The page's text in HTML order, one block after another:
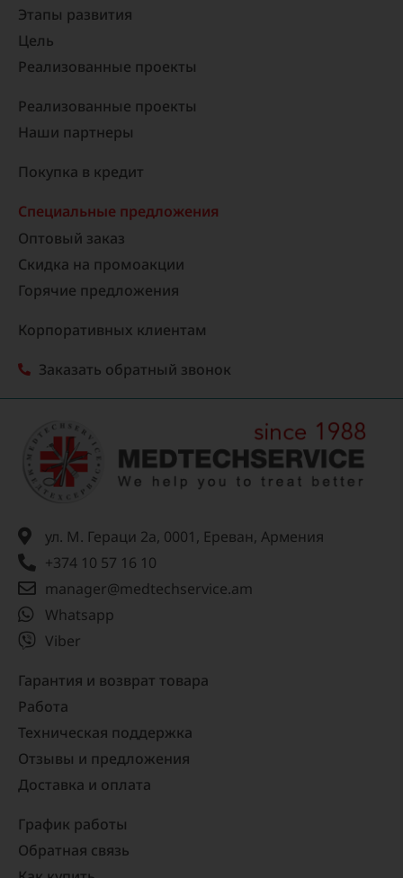
Этапы развития
Цель
Реализованные проекты​
Реализованные проекты
Наши партнеры
Покупка в кредит
Специальные предложения
Оптовый заказ
Скидка на промоакции
Горячие предложения
Корпоративных клиентам
Заказать обратный звонок
ул. М. Гераци 2а, 0001, Ереван, Армения
+374 10 57 16 10
manager@medtechservice.am
Whatsapp
Viber
Гарантия и возврат товара
Работа
Техническая поддержка
Отзывы и предложения
Доставка и оплата
График работы
Обратная связь